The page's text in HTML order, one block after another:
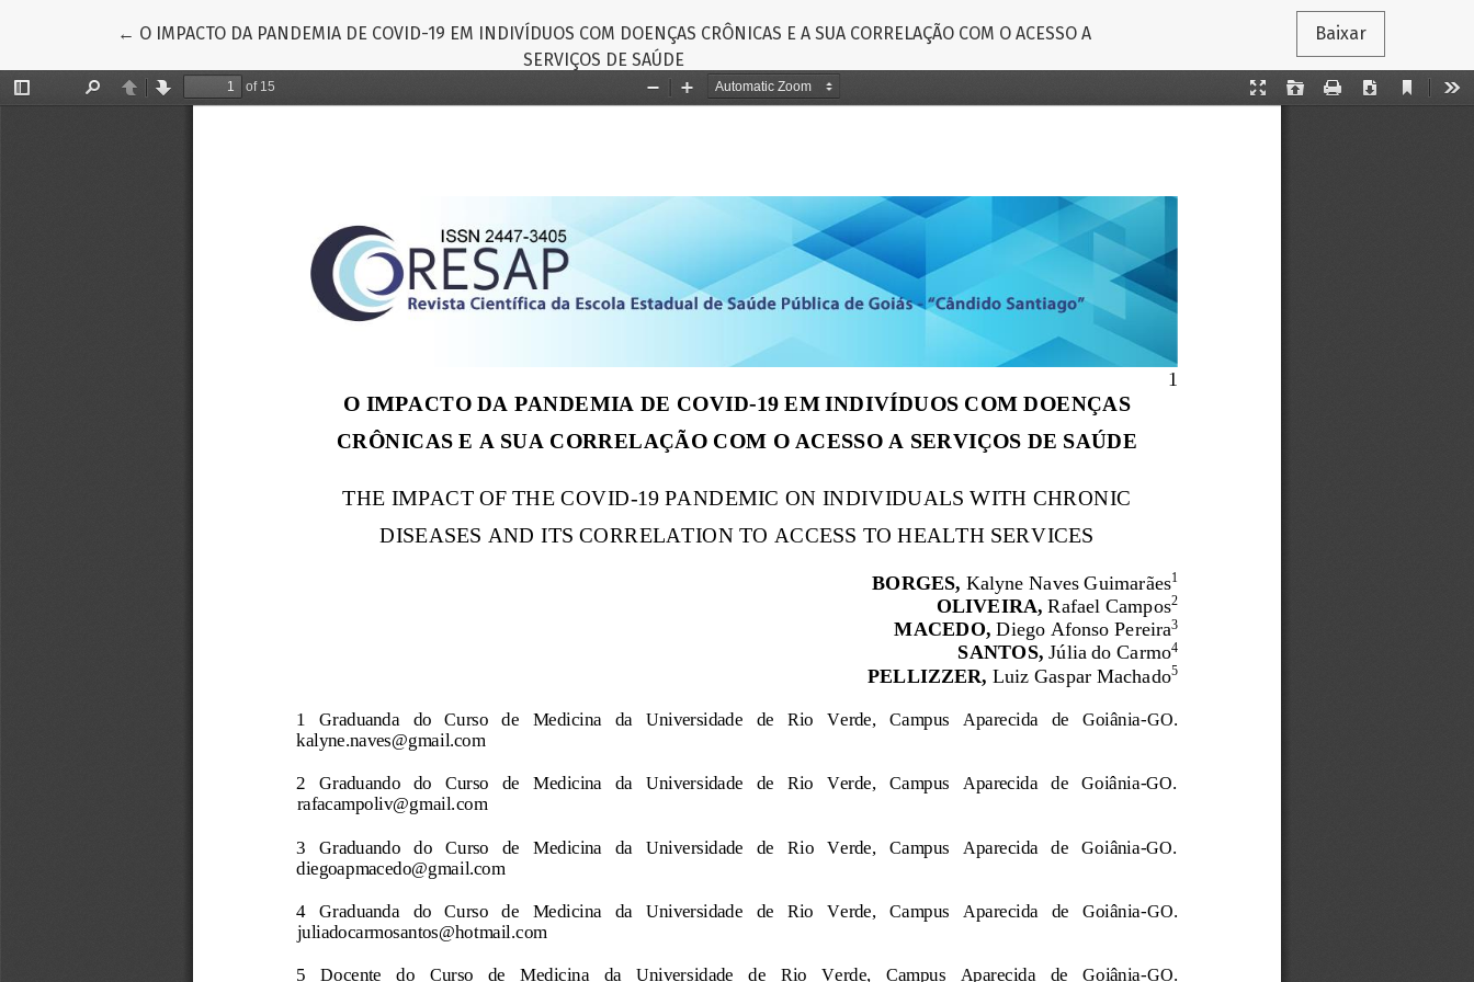
← Voltar aos Detalhes do Artigo
O IMPACTO DA PANDEMIA DE COVID-19 EM INDIVÍDUOS COM DOENÇAS CRÔNICAS E A SUA CORRELAÇÃO COM O ACESSO A
SERVIÇOS DE SAÚDE
Baixar